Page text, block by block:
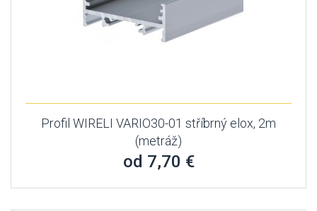
Profil WIRELI VARIO30-01 stříbrný elox, 2m
(metráž)
od 7,70 €